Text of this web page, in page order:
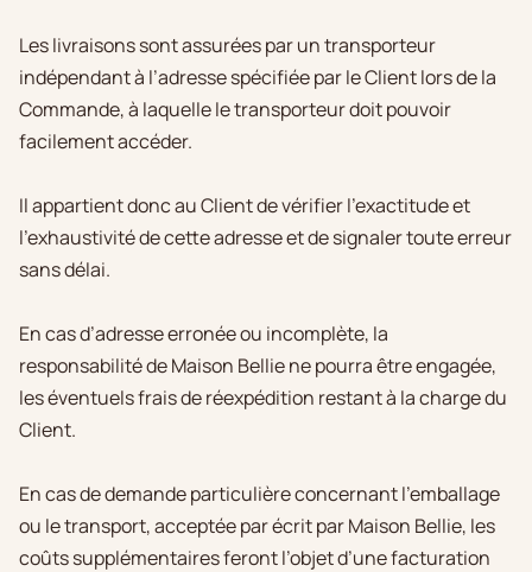
Les livraisons sont assurées par un transporteur
indépendant à l’adresse spécifiée par le Client lors de la
Commande, à laquelle le transporteur doit pouvoir
facilement accéder.
Il appartient donc au Client de vérifier l’exactitude et
l’exhaustivité de cette adresse et de signaler toute erreur
sans délai.
En cas d’adresse erronée ou incomplète, la
responsabilité de Maison Bellie ne pourra être engagée,
les éventuels frais de réexpédition restant à la charge du
Client.
En cas de demande particulière concernant l’emballage
ou le transport, acceptée par écrit par Maison Bellie, les
coûts supplémentaires feront l’objet d’une facturation